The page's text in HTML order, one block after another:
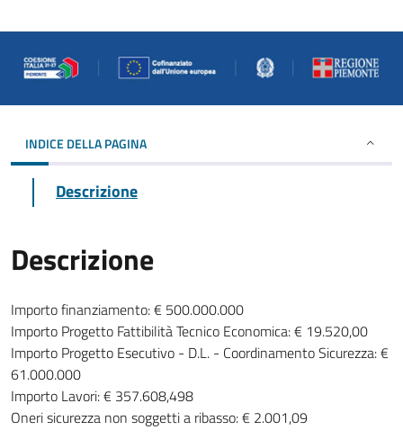
INDICE DELLA PAGINA
Descrizione
Descrizione
Importo finanziamento: € 500.000.000
Importo Progetto Fattibilità Tecnico Economica: € 19.520,00
Importo Progetto Esecutivo - D.L. - Coordinamento Sicurezza: €
61.000.000
Importo Lavori: € 357.608,498
Oneri sicurezza non soggetti a ribasso: € 2.001,09